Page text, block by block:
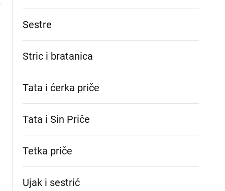
Sestre
Stric i bratanica
Tata i ćerka priče
Tata i Sin Priče
Tetka priče
Ujak i sestrić